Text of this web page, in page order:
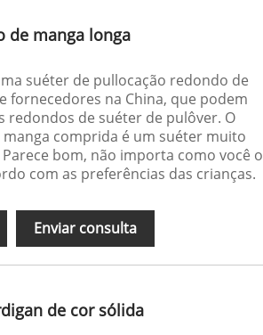
de manga longa
suéter de pullocação redondo de
fornecedores na China, que podem
redondos de suéter de pulôver. O
comprida é um suéter muito
bom, não importa como você o
com as preferências das crianças.
Enviar consulta
de cor sólida